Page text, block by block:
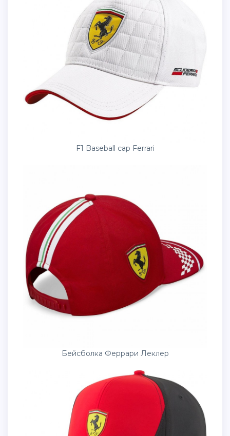
F1 Baseball cap Ferrari
Бейсболка Феррари Леклер